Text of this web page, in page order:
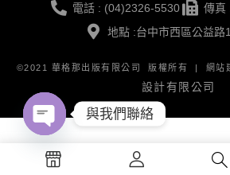
電話 : (04)2326-5530
傳真
地點 :台中市西區公益路
©2021 華格那出版有限公司 版權所有 | 網站
設計有限公司
與我們聯絡
chaty